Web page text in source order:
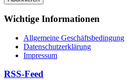
Wichtige Informationen
Allgemeine Geschäftsbedingung
Datenschutzerklärung
Impressum
RSS-Feed